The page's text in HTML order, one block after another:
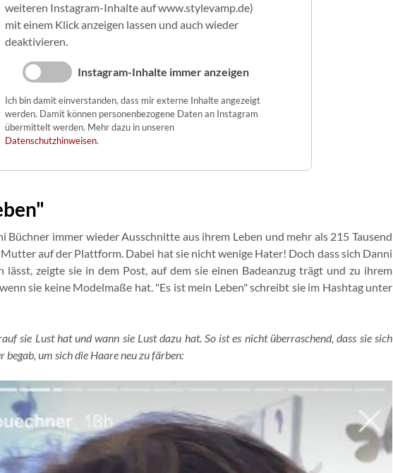
weiteren Instagram-Inhalte auf www.stylevamp.de)
mit einem Klick anzeigen lassen und auch wieder
deaktivieren.
Instagram-Inhalte immer anzeigen
Ich bin damit einverstanden, dass mir externe Inhalte angezeigt
werden. Damit können personenbezogene Daten an Instagram
übermittelt werden. Mehr dazu in unseren
Datenschutzhinweisen.
Büchner immer wieder Ausschnitte aus ihrem Leben und mehr als 215 Tausend
auf der Plattform. Dabei hat sie nicht wenige Hater! Doch dass sich Danni
lässt, zeigte sie in dem Post, auf dem sie einen Badeanzug trägt und zu ihrem
sie keine Modelmaße hat. "Es ist mein Leben" schreibt sie im Hashtag unter
sie Lust hat und wann sie Lust dazu hat. So ist es nicht überraschend, dass sie sich
begab, um sich die Haare neu zu färben: